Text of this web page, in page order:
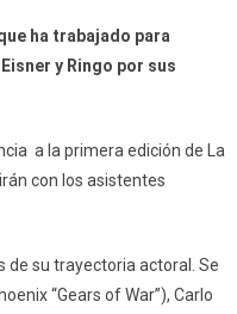
ha trabajado para
y Ringo por sus
a la primera edición de La
con los asistentes
de su trayectoria actoral. Se
“Gears of War”), Carlo